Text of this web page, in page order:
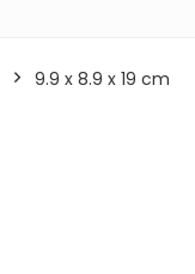
‎9.9 x 8.9 x 19 cm